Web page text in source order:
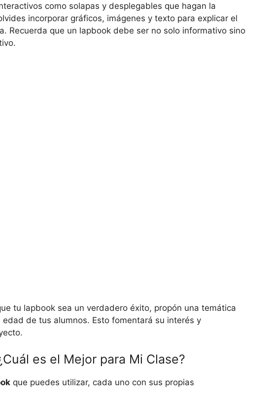
como solapas y desplegables que hagan la
incorporar gráficos, imágenes y texto para explicar el
Recuerda que un lapbook debe ser no solo informativo sino
tu lapbook sea un verdadero éxito, propón una temática
de tus alumnos. Esto fomentará su interés y
es el Mejor para Mi Clase?
que puedes utilizar, cada uno con sus propias